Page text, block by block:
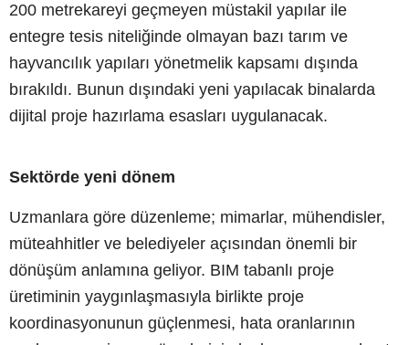
200 metrekareyi geçmeyen müstakil yapılar ile
entegre tesis niteliğinde olmayan bazı tarım ve
hayvancılık yapıları yönetmelik kapsamı dışında
bırakıldı. Bunun dışındaki yeni yapılacak binalarda
dijital proje hazırlama esasları uygulanacak.
Sektörde yeni dönem
Uzmanlara göre düzenleme; mimarlar, mühendisler,
müteahhitler ve belediyeler açısından önemli bir
dönüşüm anlamına geliyor. BIM tabanlı proje
üretiminin yaygınlaşmasıyla birlikte proje
koordinasyonunun güçlenmesi, hata oranlarının